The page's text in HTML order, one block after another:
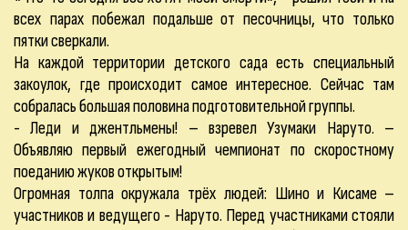
всех парах побежал подальше от песочницы, что только
пятки сверкали.
На каждой территории детского сада есть специальный
закоулок, где происходит самое интересное. Сейчас там
собралась большая половина подготовительной группы.
- Леди и джентльмены! – взревел Узумаки Наруто. –
Объявляю первый ежегодный чемпионат по скоростному
поеданию жуков открытым!
Огромная толпа окружала трёх людей: Шино и Кисаме –
участников и ведущего - Наруто. Перед участниками стояли